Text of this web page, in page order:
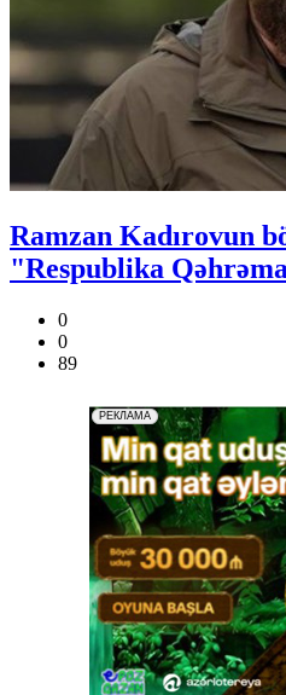
Ramzan Kadırovun
"Respublika
0
0
89